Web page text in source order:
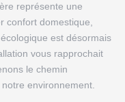
représente une
confort domestique,
est désormais
vous rapprochait
le chemin
environnement.